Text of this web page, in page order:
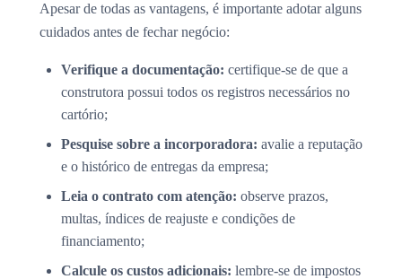
Apesar de todas as vantagens, é importante adotar alguns
cuidados antes de fechar negócio:
Verifique a documentação: certifique-se de que a
construtora possui todos os registros necessários no
cartório;
Pesquise sobre a incorporadora: avalie a reputação
e o histórico de entregas da empresa;
Leia o contrato com atenção: observe prazos,
multas, índices de reajuste e condições de
financiamento;
Calcule os custos adicionais: lembre-se de impostos